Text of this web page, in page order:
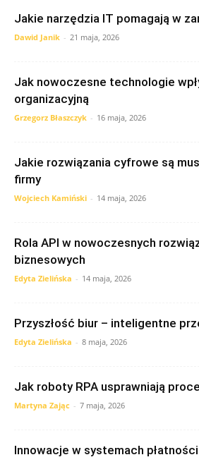
Jakie narzędzia IT pomagają w
Dawid Janik - 21 maja, 2026
Jak nowoczesne technologie
organizacyjną
Grzegorz Błaszczyk - 16 maja, 2026
Jakie rozwiązania cyfrowe są
firmy
Wojciech Kamiński - 14 maja, 2026
Rola API w nowoczesnych
biznesowych
Edyta Zielińska - 14 maja, 2026
Przyszłość biur – inteligentne
Edyta Zielińska - 8 maja, 2026
Jak roboty RPA usprawniają
Martyna Zając - 7 maja, 2026
Innowacje w systemach